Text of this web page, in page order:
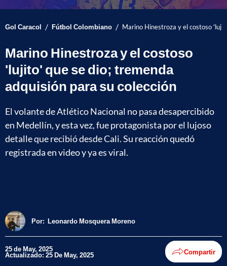
Gol Caracol / Fútbol Colombiano / Marino Hinestroza y el costoso
Marino Hinestroza y el costoso
'lujito' que se dio; tremenda
adquisión para su colección
El volante de Atlético Nacional no pasa desapercibido
en Medellín, y esta vez, fue protagonista por el lujoso
detalle que recibió desde Cali. Su reacción quedó
registrada en video y ya es viral.
Por: Leonardo Mosquera Moreno
25 de May, 2025
Actualizado: 25 De May, 2025 Compartir